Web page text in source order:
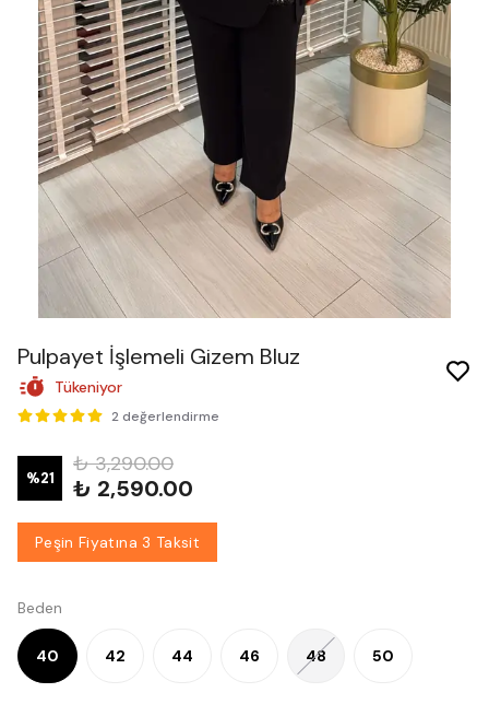
Pulpayet İşlemeli Gizem Bluz
Tükeniyor
2 değerlendirme
%21
₺ 3,290.00
₺ 2,590.00
Peşin Fiyatına 3 Taksit
Beden
40 42 44 46 48 50